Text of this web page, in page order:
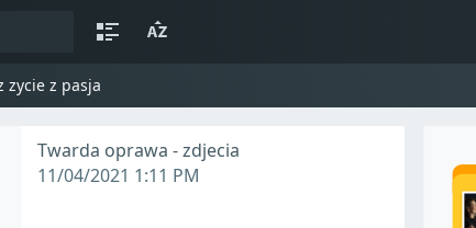
zycie z pasja
Twarda oprawa - zdjecia
11/04/2021 1:11 PM